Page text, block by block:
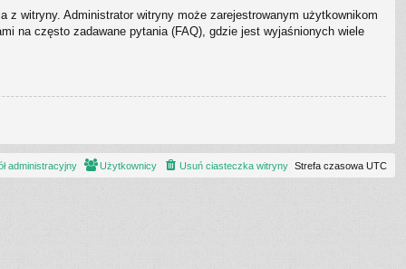
witryny. Administrator witryny może zarejestrowanym użytkownikom
na często zadawane pytania (FAQ), gdzie jest wyjaśnionych wiele
Strefa czasowa UTC
Usuń ciasteczka witryny
Użytkownicy
administracyjny